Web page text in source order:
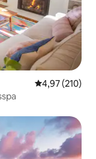
4,97 av 5 i
4,97 (210)